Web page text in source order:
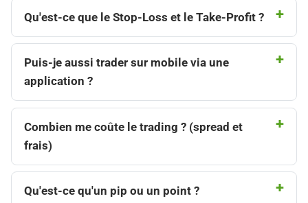
Qu'est-ce que le Stop-Loss et le Take-Profit ?
Puis-je aussi trader sur mobile via une
application ?
Combien me coûte le trading ? (spread et
frais)
Qu'est-ce qu'un pip ou un point ?